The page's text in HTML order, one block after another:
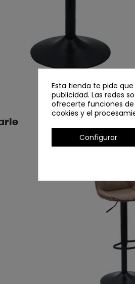
Esta tienda te pide
publicidad. Las redes
ofrecerte funciones de
cookies y el
Configurar